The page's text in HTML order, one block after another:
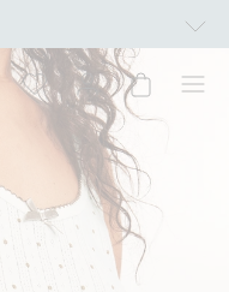
som inngår i tilbudet tom.
Kan ikke kombineres med